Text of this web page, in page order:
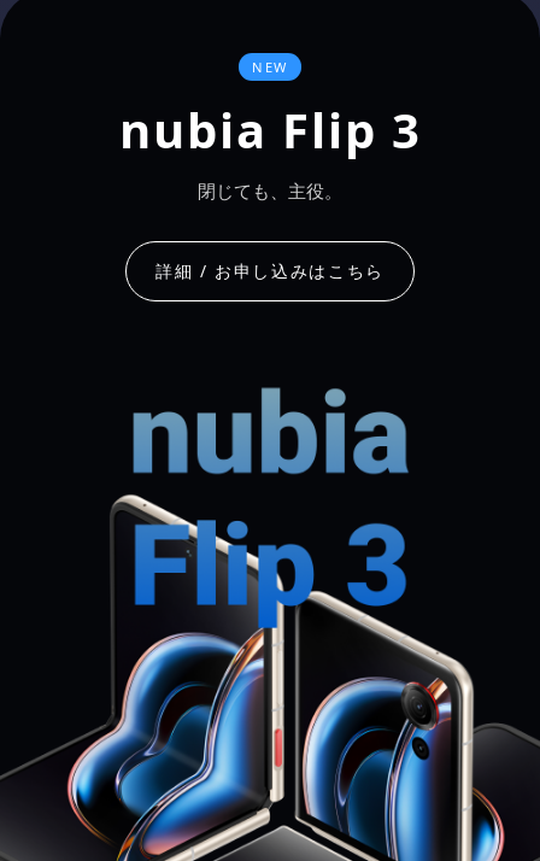
NEW
nubia Flip 3
閉じても、主役。
詳細 / お申し込みはこちら